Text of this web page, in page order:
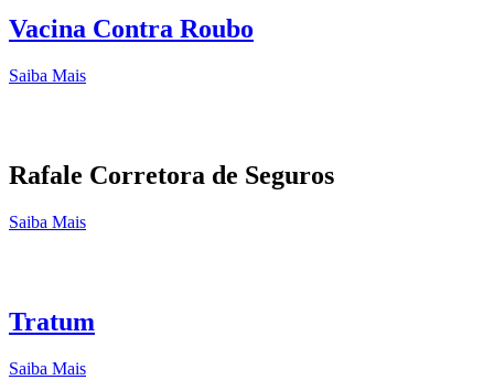
Vacina Contra Roubo
Saiba Mais
Rafale Corretora de Seguros
Saiba Mais
Tratum
Saiba Mais